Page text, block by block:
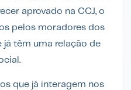
aprovado na CCJ, o
pelos moradores dos
já têm uma relação de
que já interagem nos